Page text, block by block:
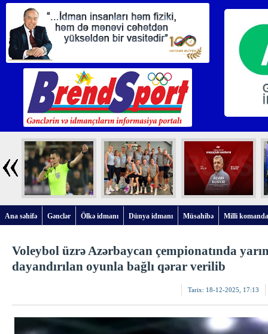
Ana səhifə Gənclər Ölkə idmanı Dünya idmanı Müsahibə Milli
Voleybol üzrə Azərbaycan çempionatında
dayandırılan oyunla bağlı qərar verilib
Tarix: 18-12-2025, 17:13